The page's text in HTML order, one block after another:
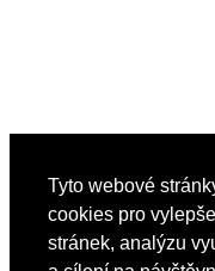
Tyto webové
cookies pro
stránek, analýzu